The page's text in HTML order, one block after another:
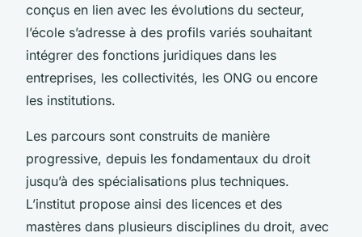
conçus en lien avec les évolutions du secteur,
l’école s’adresse à des profils variés souhaitant
intégrer des fonctions juridiques dans les
entreprises, les collectivités, les ONG ou encore
les institutions.
Les parcours sont construits de manière
progressive, depuis les fondamentaux du droit
jusqu’à des spécialisations plus techniques.
L’institut propose ainsi des licences et des
mastères dans plusieurs disciplines du droit, avec